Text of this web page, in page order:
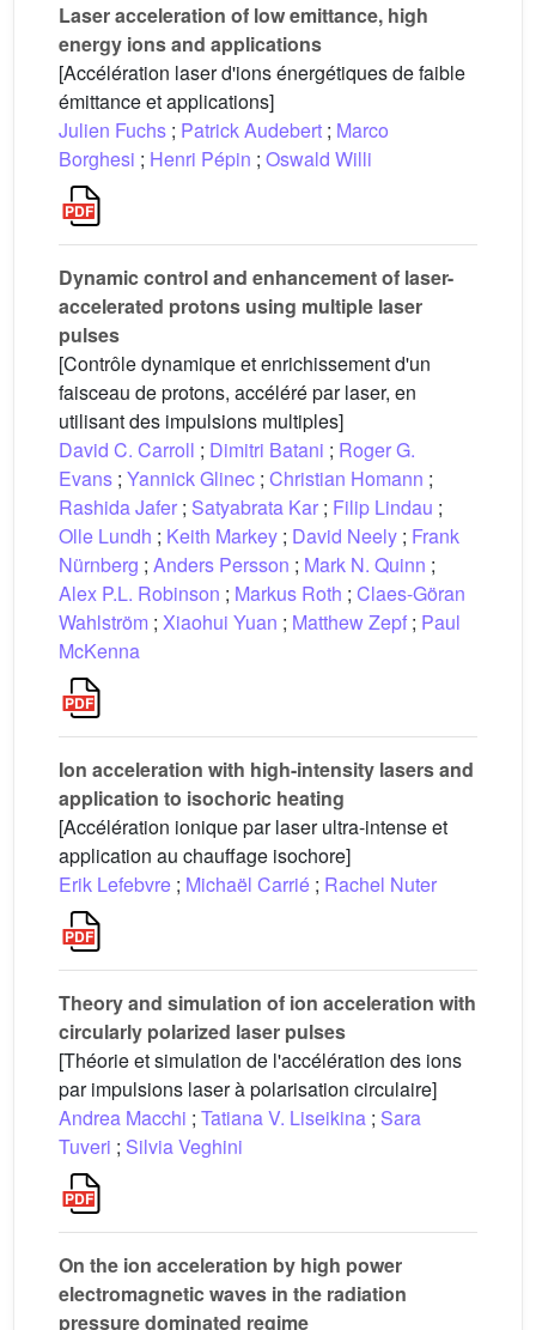
Laser acceleration of low emittance, high
energy ions and applications
[Accélération laser d'ions énergétiques de faible
émittance et applications]
Julien Fuchs ; Patrick Audebert ; Marco
Borghesi ; Henri Pépin ; Oswald Willi
Dynamic control and enhancement of laser-
accelerated protons using multiple laser
pulses
[Contrôle dynamique et enrichissement d'un
faisceau de protons, accéléré par laser, en
utilisant des impulsions multiples]
David C. Carroll ; Dimitri Batani ; Roger G.
Evans ; Yannick Glinec ; Christian Homann ;
Rashida Jafer ; Satyabrata Kar ; Filip Lindau ;
Olle Lundh ; Keith Markey ; David Neely ; Frank
Nürnberg ; Anders Persson ; Mark N. Quinn ;
Alex P.L. Robinson ; Markus Roth ; Claes-Göran
Wahlström ; Xiaohui Yuan ; Matthew Zepf ; Paul
McKenna
Ion acceleration with high-intensity lasers and
application to isochoric heating
[Accélération ionique par laser ultra-intense et
application au chauffage isochore]
Erik Lefebvre ; Michaël Carrié ; Rachel Nuter
Theory and simulation of ion acceleration with
circularly polarized laser pulses
[Théorie et simulation de l'accélération des ions
par impulsions laser à polarisation circulaire]
Andrea Macchi ; Tatiana V. Liseikina ; Sara
Tuveri ; Silvia Veghini
On the ion acceleration by high power
electromagnetic waves in the radiation
pressure dominated regime